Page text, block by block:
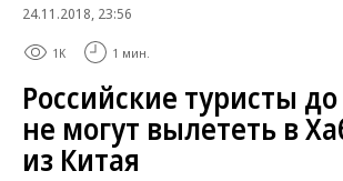
24.11.2018, 23:56
1K 1 мин.
Российские туристы
не могут вылететь в
из Китая